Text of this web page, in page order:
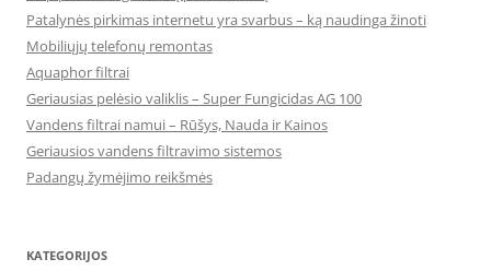
Patalynės pirkimas internetu yra svarbus – ką naudinga žinoti
Mobiliųjų telefonų remontas
Aquaphor filtrai
Geriausias pelėsio valiklis – Super Fungicidas AG 100
Vandens filtrai namui – Rūšys, Nauda ir Kainos
Geriausios vandens filtravimo sistemos
Padangų žymėjimo reikšmės
KATEGORIJOS